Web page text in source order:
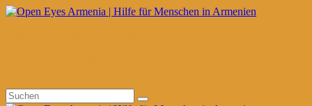
Zum
Suchen
Suchen